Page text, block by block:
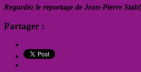
Regardez le reportage de Jean-Pierre
Partager :